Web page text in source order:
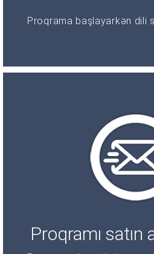
Proqrama başlayarkən dili
Proqramı satın